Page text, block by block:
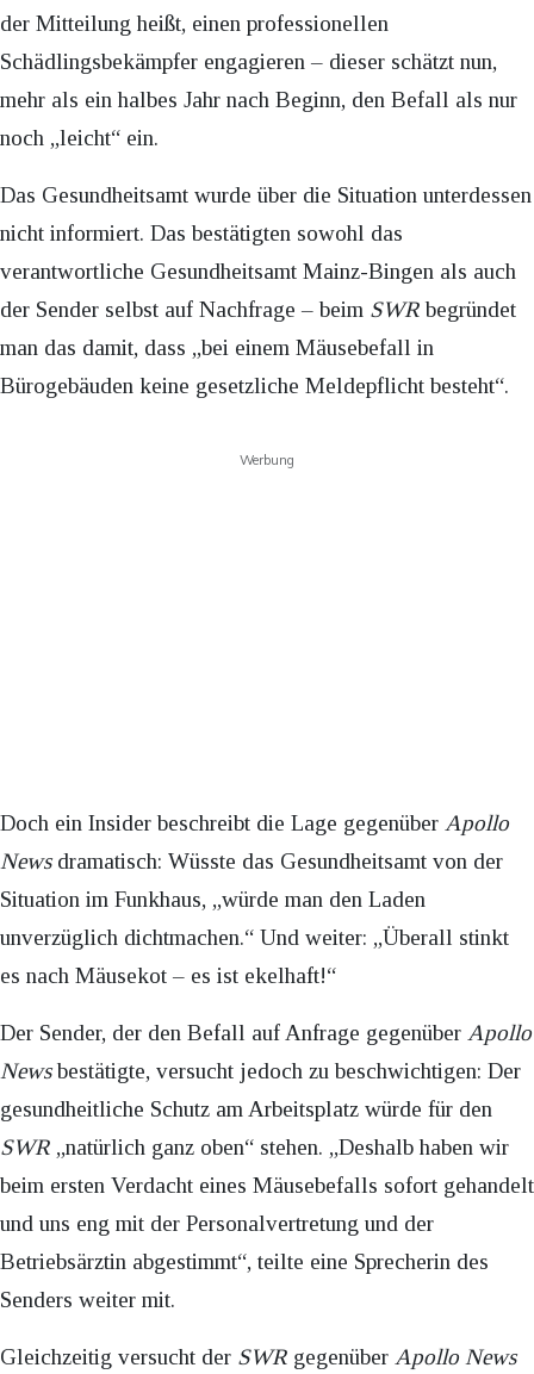
der Mitteilung heißt, einen professionellen
Schädlingsbekämpfer engagieren – dieser schätzt nun,
mehr als ein halbes Jahr nach Beginn, den Befall als nur
noch „leicht“ ein.
Das Gesundheitsamt wurde über die Situation unterdessen
nicht informiert. Das bestätigten sowohl das
verantwortliche Gesundheitsamt Mainz-Bingen als auch
der Sender selbst auf Nachfrage – beim SWRbegründet
man das damit, dass „bei einem Mäusebefall in
Bürogebäuden keine gesetzliche Meldepflicht besteht“.
Werbung
Doch ein Insider beschreibt die Lage gegenüber Apollo
Newsdramatisch: Wüsste das Gesundheitsamt von der
Situation im Funkhaus, „würde man den Laden
unverzüglich dichtmachen.“ Und weiter: „Überall stinkt
es nach Mäusekot – es ist ekelhaft!“
Der Sender, der den Befall auf Anfrage gegenüber Apollo
Newsbestätigte, versucht jedoch zu beschwichtigen: Der
gesundheitliche Schutz am Arbeitsplatz würde für den
SWR „natürlich ganz oben“ stehen. „Deshalb haben wir
beim ersten Verdacht eines Mäusebefalls sofort gehandelt
und uns eng mit der Personalvertretung und der
Betriebsärztin abgestimmt“, teilte eine Sprecherin des
Senders weiter mit.
Gleichzeitig versucht der SWR gegenüber Apollo News